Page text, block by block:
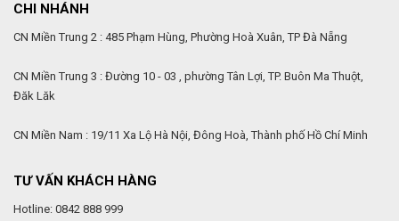
CHI NHÁNH
CN Miền Trung 2 : 485 Phạm Hùng, Phường Hoà Xuân, TP Đà Nẵng
CN Miền Trung 3 : Đường 10 - 03 , phường Tân Lợi, TP. Buôn Ma Thuột,
Đăk Lăk
CN Miền Nam : 19/11 Xa Lộ Hà Nội, Đông Hoà, Thành phố Hồ Chí Minh
TƯ VẤN KHÁCH HÀNG
Hotline: 0842 888 999